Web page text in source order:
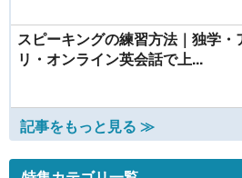
スピーキングの練習方法｜独学・
リ・オンライン英会話で上...
記事をもっと見る ≫